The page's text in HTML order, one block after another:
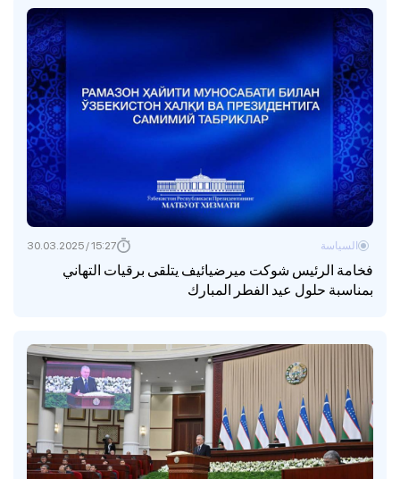
فخامة الرئيس شوكت ميرضيائيف يتلقى برقيات التهاني
بمناسبة حلول عيد الفطر المبارك
السياسة 15:27 / 30.03.2025